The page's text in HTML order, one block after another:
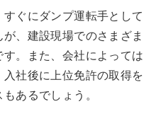
ぐにダンプ運転手として
、建設現場でのさまざま
。また、会社によっては
社後に上位免許の取得を
あるでしょう。